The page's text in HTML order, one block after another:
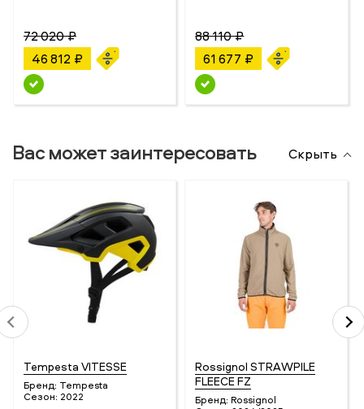
72 020 ₽
46 812 ₽
88 110 ₽
61 677 ₽
Вас может заинтересовать Скрыть
Tempesta VITESSE
Бренд: Tempesta
Сезон: 2022
Rossignol STRAWPILE
FLEECE FZ
Бренд: Rossignol